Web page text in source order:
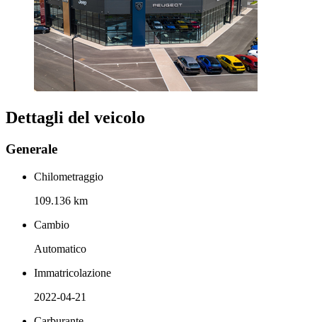
Dettagli del veicolo
Generale
Chilometraggio
109.136 km
Cambio
Automatico
Immatricolazione
2022-04-21